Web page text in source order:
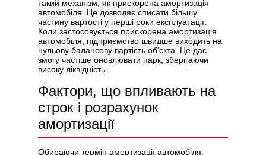
такий механізм, як прискорена амортизація
автомобіля. Це дозволяє списати більшу
частину вартості у перші роки експлуатації.
Коли застосовується прискорена амортизація
автомобіля, підприємство швидше виходить на
нульову балансову вартість об’єкта. Це дає
змогу частіше оновлювати парк, зберігаючи
високу ліквідність.
Фактори, що впливають на
строк і розрахунок
амортизації
Обираючи термін амортизації автомобіля,